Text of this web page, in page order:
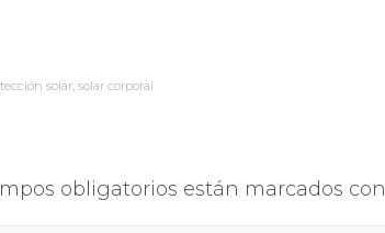
solar, solar corporal
obligatorios están marcados con